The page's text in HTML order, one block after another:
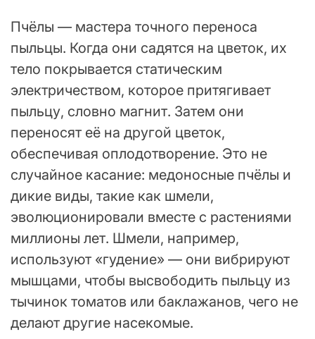
Пчёлы — мастера точного переноса
пыльцы. Когда они садятся на цветок, их
тело покрывается статическим
электричеством, которое притягивает
пыльцу, словно магнит. Затем они
переносят её на другой цветок,
обеспечивая оплодотворение. Это не
случайное касание: медоносные пчёлы и
дикие виды, такие как шмели,
эволюционировали вместе с растениями
миллионы лет. Шмели, например,
используют «гудение» — они вибрируют
мышцами, чтобы высвободить пыльцу из
тычинок томатов или баклажанов, чего не
делают другие насекомые.